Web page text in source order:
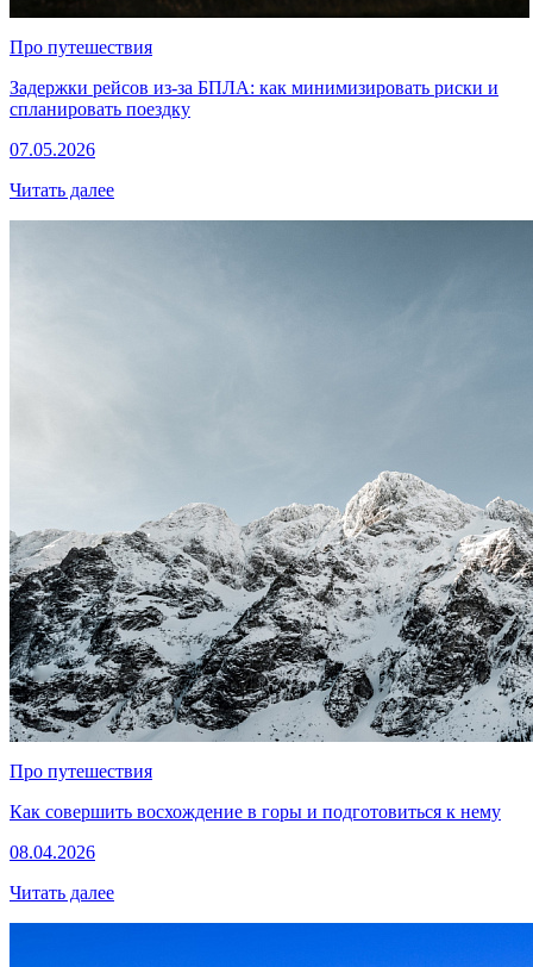
Про путешествия
Задержки рейсов из-за БПЛА: как минимизировать риски и
спланировать поездку
07.05.2026
Читать далее
Про путешествия
Как совершить восхождение в горы и подготовиться к нему
08.04.2026
Читать далее